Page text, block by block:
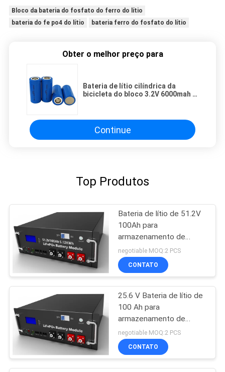
Bloco da bateria do fosfato do ferro do lítio
bateria do fe po4 do lítio
bateria ferro do fosfato do lítio
Obter o melhor preço para
Bateria de lítio cilíndrica da
bicicleta do bloco 3.2V 6000mah E
Continue
Top Produtos
Bateria de lítio de 51.2V
100Ah para
armazenamento de
energia
negotiable MOQ:2 PCS
CONTATO
25.6 V Bateria de lítio de
100 Ah para
armazenamento de
energia solar fora da
rede
negotiable MOQ:2 PCS
CONTATO